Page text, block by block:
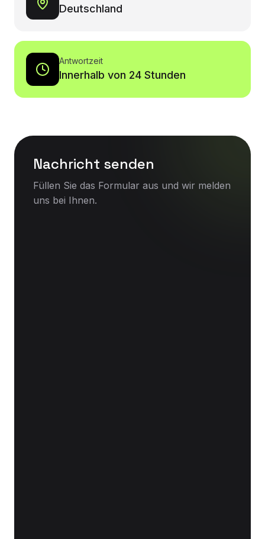
Deutschland
Antwortzeit
Innerhalb von 24 Stunden
Nachricht senden
Füllen Sie das Formular aus und wir melden
uns bei Ihnen.